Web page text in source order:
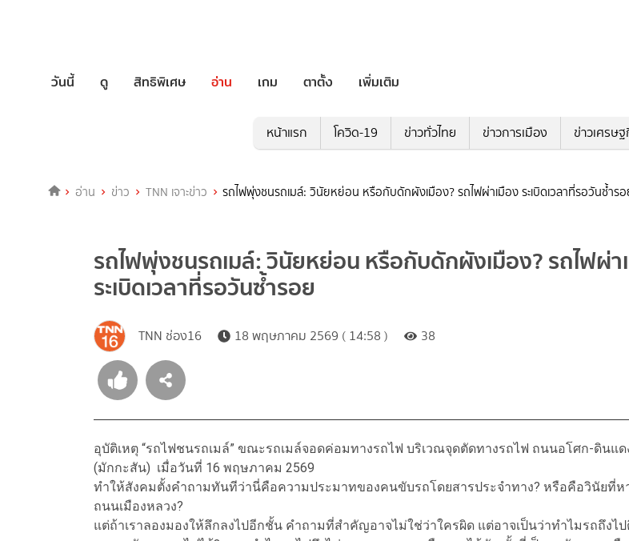
วันนี้ ดู สิทธิพิเศษ อ่าน เกม ตาตั้ง เพิ่มเติม
หน้าแรก โควิด-19 ข่าวทั่วไทย ข่าวการเมือง ข่าวเศรษ
อ่าน ข่าว TNN เจาะข่าว รถไฟพุ่งชนรถเมล์: วินัยหย่อน หรือกับดักผังเมือง? รถไฟผ่าเมือง ระเบิดเวลาที่รอวันซ้ำร
รถไฟพุ่งชนรถเมล์: วินัยหย่อน หรือกับดักผังเมือง? รถไฟผ่า
ระเบิดเวลาที่รอวันซ้ำรอย
TNN ช่อง16 18 พฤษภาคม 2569 ( 14:58 ) 38
อุบัติเหตุ “รถไฟชนรถเมล์” ขณะรถเมล์จอดค่อมทางรถไฟ บริเวณจุดตัดทางรถไฟ ถนนอโศก-ดินแด
(มักกะสัน) เมื่อวันที่ 16 พฤษภาคม 2569
ทำให้สังคมตั้งคำถามทันทีว่านี่คือความประมาทของคนขับรถโดยสารประจำทาง? หรือคือวินัยที่ห
ถนนเมืองหลวง?
แต่ถ้าเราลองมองให้ลึกลงไปอีกชั้น คำถามที่สำคัญอาจไม่ใช่ว่าใครผิด แต่อาจเป็นว่าทำไมรถถึงไ